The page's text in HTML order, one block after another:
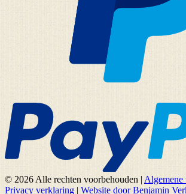
© 2026 Alle rechten voorbehouden | Algemene
Privacy verklaring | Website door Benjamin